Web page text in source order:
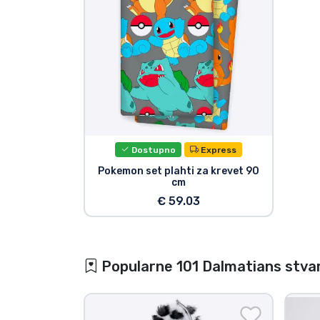
Dostupno Express
Pokemon set plahti za krevet 90
cm
€ 59.03
Popularne 101 Dalmatians